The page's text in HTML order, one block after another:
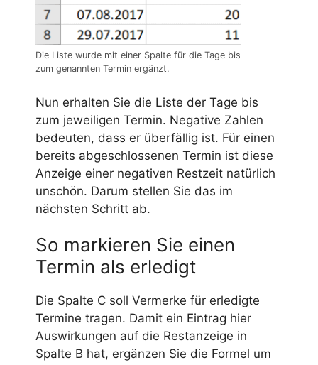
Die Liste wurde mit einer Spalte für die Tage bis
zum genannten Termin ergänzt.
Nun erhalten Sie die Liste der Tage bis
zum jeweiligen Termin. Negative Zahlen
bedeuten, dass er überfällig ist. Für einen
bereits abgeschlossenen Termin ist diese
Anzeige einer negativen Restzeit natürlich
unschön. Darum stellen Sie das im
nächsten Schritt ab.
So markieren Sie einen
Termin als erledigt
Die Spalte C soll Vermerke für erledigte
Termine tragen. Damit ein Eintrag hier
Auswirkungen auf die Restanzeige in
Spalte B hat, ergänzen Sie die Formel um